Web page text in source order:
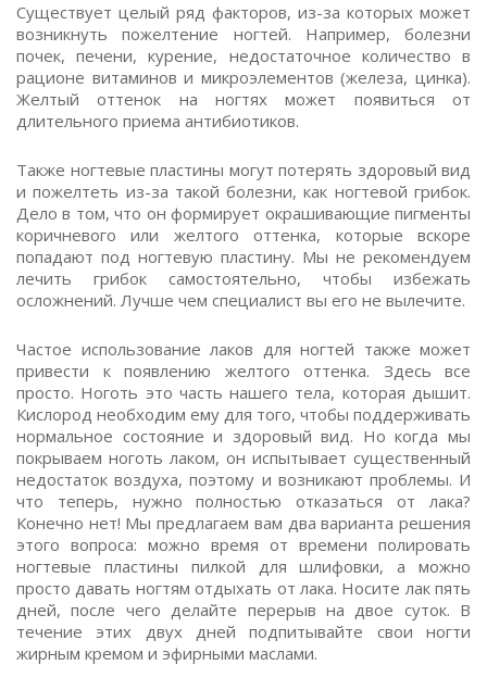
Существует целый ряд факторов, из-за которых может
возникнуть пожелтение ногтей. Например, болезни
почек, печени, курение, недостаточное количество в
рационе витаминов и микроэлементов (железа, цинка).
Желтый оттенок на ногтях может появиться от
длительного приема антибиотиков.
Также ногтевые пластины могут потерять здоровый вид
и пожелтеть из-за такой болезни, как ногтевой грибок.
Дело в том, что он формирует окрашивающие пигменты
коричневого или желтого оттенка, которые вскоре
попадают под ногтевую пластину. Мы не рекомендуем
лечить грибок самостоятельно, чтобы избежать
осложнений. Лучше чем специалист вы его не вылечите.
Частое использование лаков для ногтей также может
привести к появлению желтого оттенка. Здесь все
просто. Ноготь это часть нашего тела, которая дышит.
Кислород необходим ему для того, чтобы поддерживать
нормальное состояние и здоровый вид. Но когда мы
покрываем ноготь лаком, он испытывает существенный
недостаток воздуха, поэтому и возникают проблемы. И
что теперь, нужно полностью отказаться от лака?
Конечно нет! Мы предлагаем вам два варианта решения
этого вопроса: можно время от времени полировать
ногтевые пластины пилкой для шлифовки, а можно
просто давать ногтям отдыхать от лака. Носите лак пять
дней, после чего делайте перерыв на двое суток. В
течение этих двух дней подпитывайте свои ногти
жирным кремом и эфирными маслами.